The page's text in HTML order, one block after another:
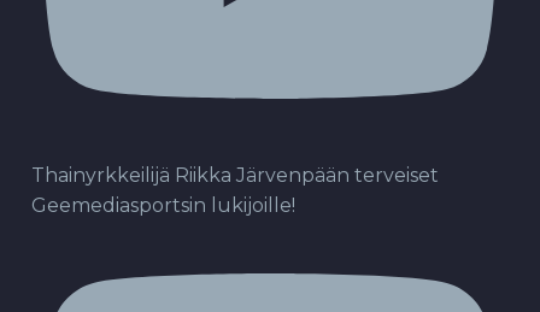
Thainyrkkeilijä Riikka Järvenpään terveiset
Geemediasportsin lukijoille!